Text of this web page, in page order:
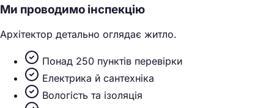
Ми проводимо інспекцію
Архітектор детально оглядає житло.
Понад 250 пунктів перевірки
Електрика й сантехніка
Вологість та ізоляція